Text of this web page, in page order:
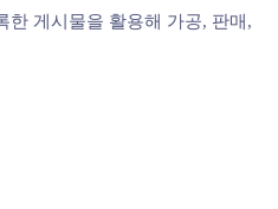
한 게시물을 활용해 가공, 판매,